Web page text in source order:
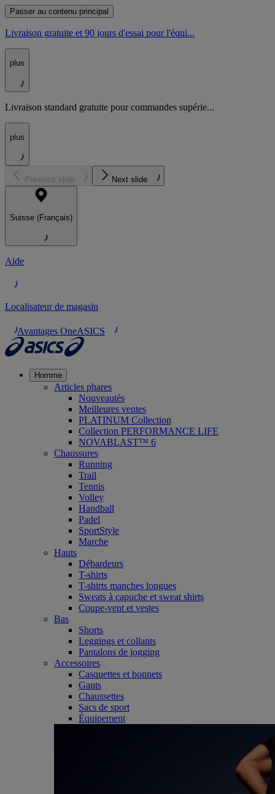
Passer au contenu principal
Livraison gratuite et 90 jours d'essai pour l'équi...
plus
Livraison standard gratuite pour commandes supérie...
plus
Previous slide Next slide
Suisse (Français)
Aide
Localisateur de magasin
Avantages OneASICS
Homme
Articles phares
Nouveautés
Meilleures ventes
PLATINUM Collection
Collection PERFORMANCE LIFE
NOVABLAST™ 6
Chaussures
Running
Trail
Tennis
Volley
Handball
Padel
SportStyle
Marche
Hauts
Débardeurs
T-shirts
T-shirts manches longues
Sweats à capuche et sweat shirts
Coupe-vent et vestes
Bas
Shorts
Leggings et collants
Pantalons de jogging
Accessoires
Casquettes et bonnets
Gants
Chaussettes
Sacs de sport
Équipement